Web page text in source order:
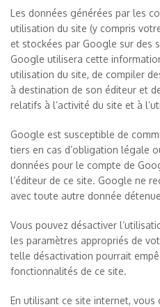
Les données générées par les
utilisation du site (y compris
et stockées par Google sur des
Google utilisera cette
utilisation du site, de compiler
à destination de son éditeur et
relatifs à l’activité du site et à
Google est susceptible de
tiers en cas d’obligation légale
données pour le compte de
l’éditeur de ce site. Google ne
avec toute autre donnée
Vous pouvez désactiver
les paramètres appropriés de
telle désactivation pourrait
fonctionnalités de ce site.
En utilisant ce site internet, vous